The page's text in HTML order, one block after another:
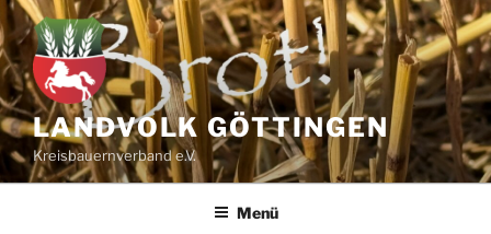
Zum
Inhalt
springen
LANDVOLK GÖTTINGEN
Kreisbauernverband e.V.
Menü